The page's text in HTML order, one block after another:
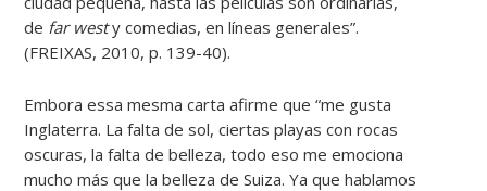
de far westy comedias, en líneas generales”.
(FREIXAS, 2010, p. 139-40).
Embora essa mesma carta afirme que “me gusta
Inglaterra. La falta de sol, ciertas playas con rocas
oscuras, la falta de belleza, todo eso me emociona
mucho más que la belleza de Suiza. Ya que hablamos